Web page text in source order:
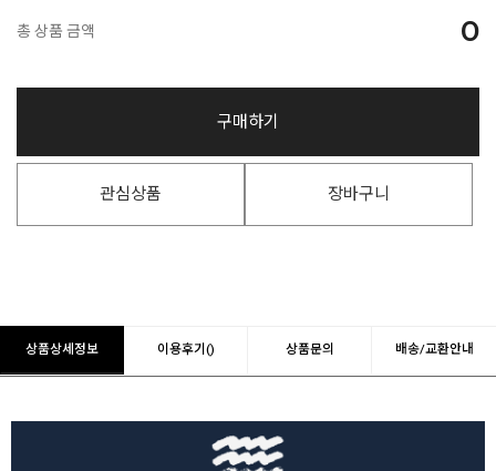
총 상품 금액 0
구매하기
관심상품 장바구니
상품상세정보 이용후기() 상품문의 배송/교환안내